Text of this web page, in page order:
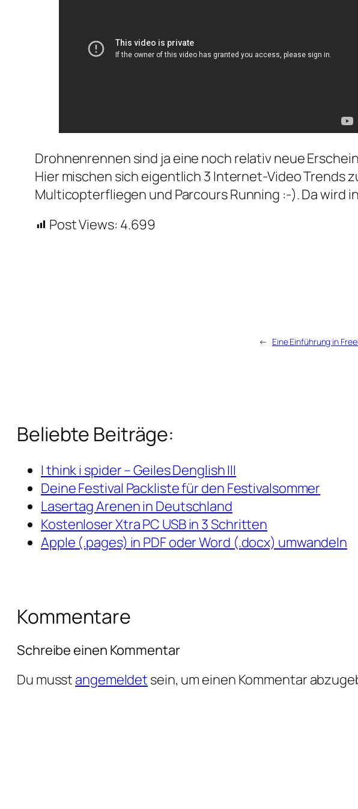
Drohnenrennen sind ja eine noch relativ neue
Hier mischen sich eigentlich 3 Internet-Video Trends
Multicopterfliegen und Parcours Running :-). Da wird
Post Views: 4.699
← Eine Einführung in
Beliebte Beiträge:
I think i spider – Geiles Denglish III
Deine Festival Packliste für den Festivalsommer
Lasertag Arenen in Deutschland
Kostenloser Xtra PC USB in 3 Schritten
Apple (.pages) in PDF oder Word (.docx) umwandeln
Kommentare
Schreibe einen Kommentar
Du musst angemeldet sein, um einen Kommentar